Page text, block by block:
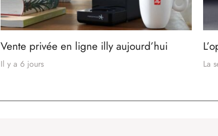
Vente privée en ligne illy aujourd’hui
Il y a 6 jours La